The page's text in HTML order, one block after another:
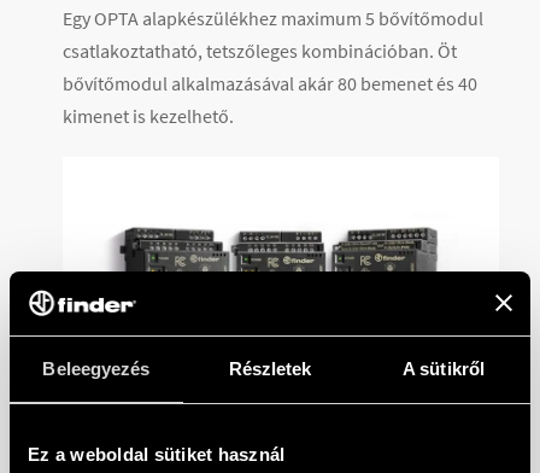
Beleegyezés Részletek A sütikről
Ez a weboldal sütiket használ
Egy OPTA alapkészülékhez maximum 5 bővítőmodul
csatlakoztatható, tetszőleges kombinációban. Öt
bővítőmodul alkalmazásával akár 80 bemenet és 40
kimenet is kezelhető.